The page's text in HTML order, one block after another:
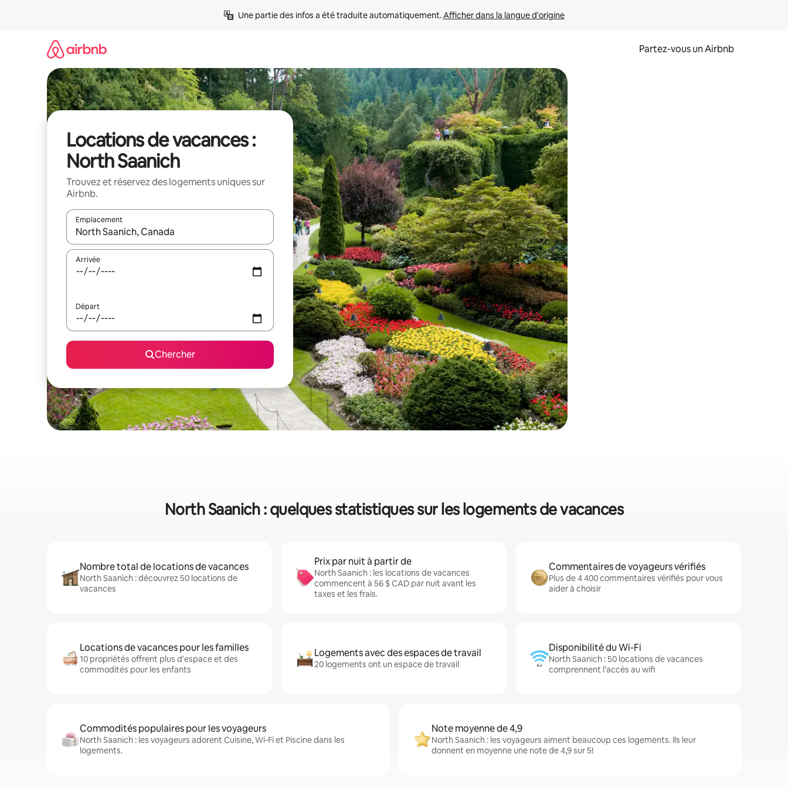
Une partie des infos a été traduite automatiquement. Afficher dans la langue d'origine
Partez-vous un Airbnb
Locations de vacances :
North Saanich
Trouvez et réservez des logements uniques sur
Airbnb.
Emplacement
Quand les résultats sont affichés, parcourez-les en utilisant les flèches vers le haut et vers le bas, ou en appuyant dessus et en les faisant glisser.
Arrivée
Départ
Chercher
North Saanich : quelques statistiques sur les logements de vacances
Nombre total de locations de vacances
North Saanich : découvrez 50 locations de
vacances
Prix par nuit à partir de
North Saanich : les locations de vacances
commencent à 56 $ CAD par nuit avant les
taxes et les frais.
Commentaires de voyageurs vérifiés
Plus de 4 400 commentaires vérifiés pour vous
aider à choisir
Locations de vacances pour les familles
10 propriétés offrent plus d'espace et des
commodités pour les enfants
Logements avec des espaces de travail
20 logements ont un espace de travail
Disponibilité du Wi-Fi
North Saanich : 50 locations de vacances
comprennent l'accès au wifi
Commodités populaires pour les voyageurs
North Saanich : les voyageurs adorent Cuisine, Wi-Fi et Piscine dans les
logements.
Note moyenne de 4,9
North Saanich : les voyageurs aiment beaucoup ces logements. Ils leur
donnent en moyenne une note de 4,9 sur 5!